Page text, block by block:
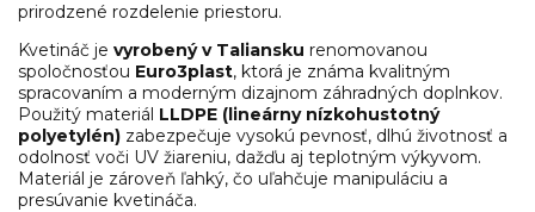
prirodzené rozdelenie priestoru.
Kvetináč je vyrobený v Taliansku renomovanou
spoločnosťou Euro3plast, ktorá je známa kvalitným
spracovaním a moderným dizajnom záhradných doplnkov.
Použitý materiál LLDPE (lineárny nízkohustotný
polyetylén) zabezpečuje vysokú pevnosť, dlhú životnosť a
odolnosť voči UV žiareniu, dažďu aj teplotným výkyvom.
Materiál je zároveň ľahký, čo uľahčuje manipuláciu a
presúvanie kvetináča.